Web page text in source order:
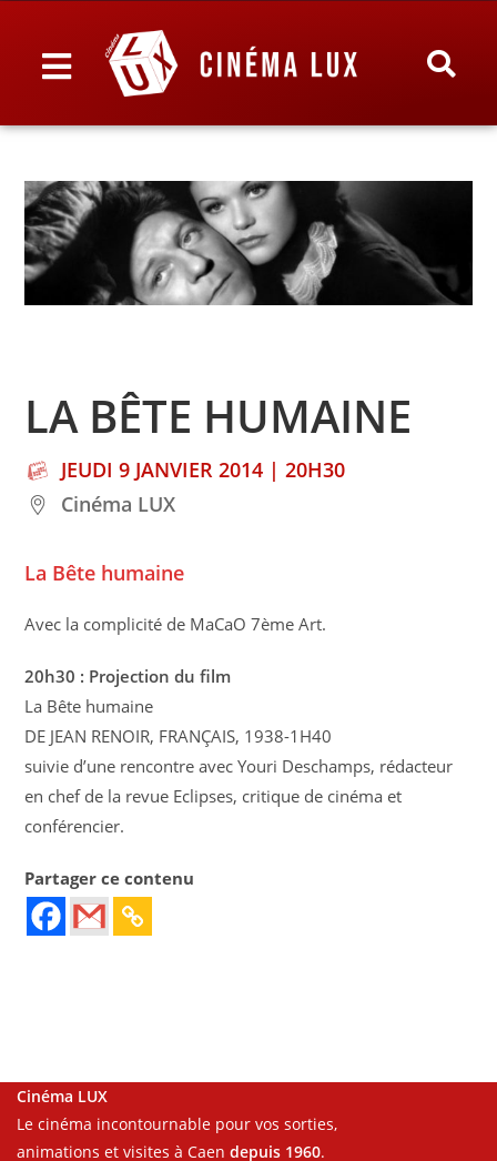
LA BÊTE HUMAINE
JEUDI 9 JANVIER 2014 | 20H30
Cinéma LUX
La Bête humaine
Avec la complicité de MaCaO 7ème Art.
20h30 : Projection du film
La Bête humaine
DE JEAN RENOIR, FRANÇAIS, 1938-1H40
suivie d’une rencontre avec Youri Deschamps, rédacteur
en chef de la revue Eclipses, critique de cinéma et
conférencier.
Partager ce contenu
Cinéma LUX
Le cinéma incontournable pour vos sorties,
animations et visites à Caen depuis 1960.